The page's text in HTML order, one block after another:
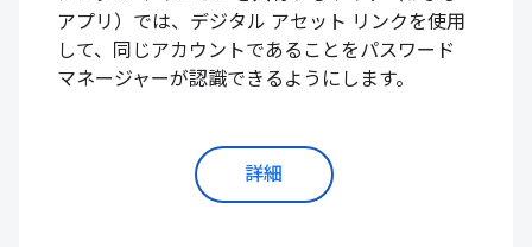
アプリ）では、デジタル アセット リンクを使用
して、同じアカウントであることをパスワード
マネージャーが認識できるようにします。
詳細